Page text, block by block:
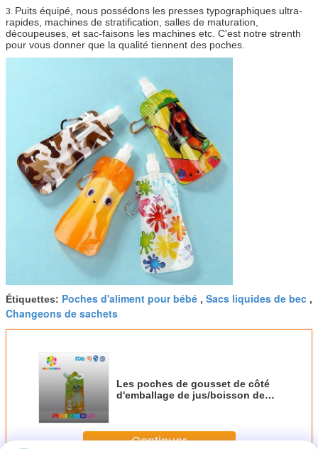
L/C, T/T, Western Union
3. Puits équipé, nous possédons les presses typographiques ultra-
rapides, machines de stratification, salles de maturation,
découpeuses, et sac-faisons les machines etc. C'est notre strenth
pour vous donner que la qualité tiennent des poches.
Étiquettes: Poches d'aliment pour bébé , Sacs liquides de bec ,
Changeons de sachets
Les poches de gousset de côté
d'emballage de jus/boisson de
Continuer